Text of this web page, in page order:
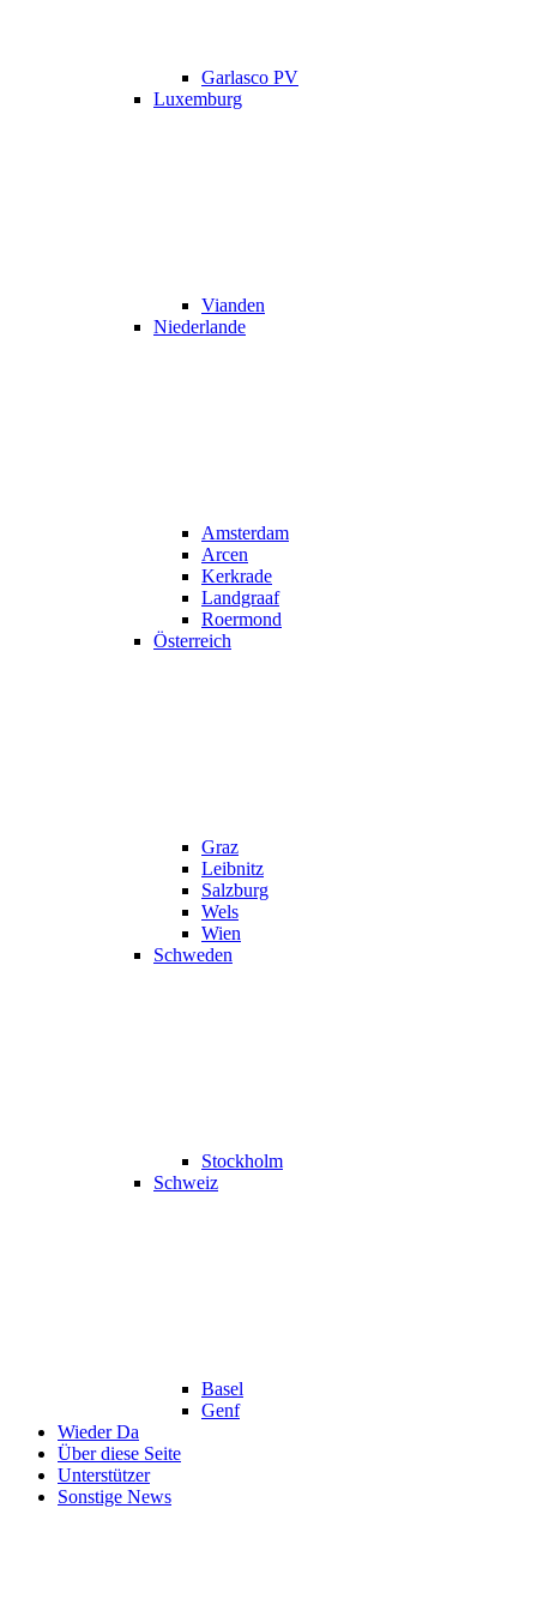
Garlasco PV
Luxemburg
Vianden
Niederlande
Amsterdam
Arcen
Kerkrade
Landgraaf
Roermond
Österreich
Graz
Leibnitz
Salzburg
Wels
Wien
Schweden
Stockholm
Schweiz
Basel
Genf
Wieder Da
Über diese Seite
Unterstützer
Sonstige News